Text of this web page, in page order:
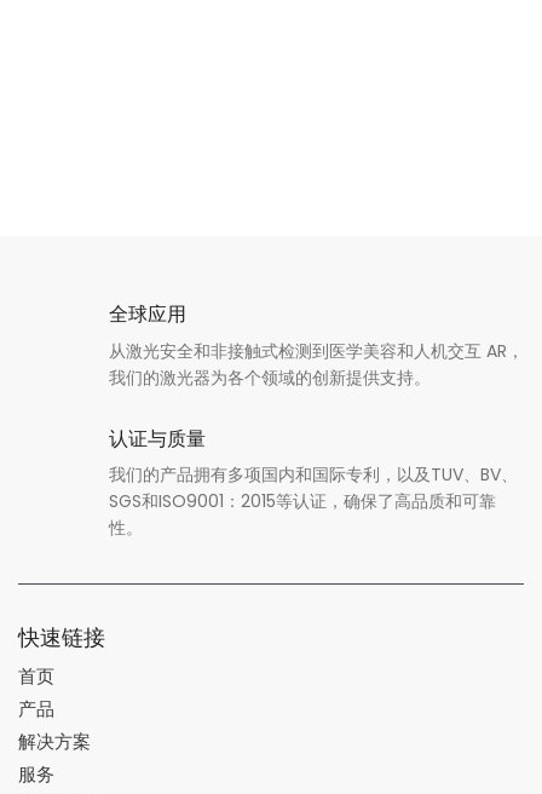
全球应用
从激光安全和非接触式检测到医学美容和人机交互 AR，
我们的激光器为各个领域的创新提供支持。
认证与质量
我们的产品拥有多项国内和国际专利，以及TUV、BV、
SGS和ISO9001：2015等认证，确保了高品质和可靠
性。
快速链接
首页
产品
解决方案
服务